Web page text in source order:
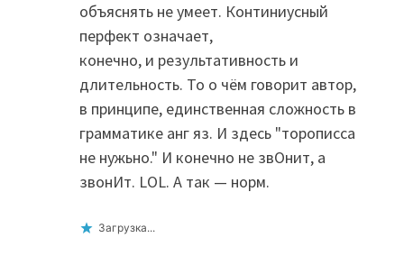
объяснять не умеет. Континиусный
перфект означает,
конечно, и результативность и
длительность. То о чём говорит автор,
в принципе, единственная сложность в
грамматике анг яз. И здесь "торописса
не нужьно." И конечно не звОнит, а
звонИт. LOL. А так — норм.
Загрузка...